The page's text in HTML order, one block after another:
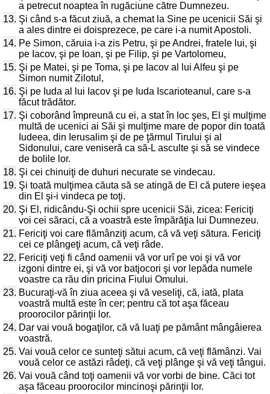
a petrecut noaptea în rugăciune către Dumnezeu.
13. Şi când s-a făcut ziuă, a chemat la Sine pe ucenicii Săi şi
a ales dintre ei doisprezece, pe care i-a numit Apostoli.
14. Pe Simon, căruia i-a zis Petru, şi pe Andrei, fratele lui, şi
pe Iacov, şi pe Ioan, şi pe Filip, şi pe Vartolomeu,
15. Şi pe Matei, şi pe Toma, şi pe Iacov al lui Alfeu şi pe
Simon numit Zilotul,
16. Şi pe Iuda al lui Iacov şi pe Iuda Iscarioteanul, care s-a
făcut trădător.
17. Şi coborând împreună cu ei, a stat în loc şes, El şi mulţime
multă de ucenici ai Săi şi mulţime mare de popor din toată
Iudeea, din Ierusalim şi de pe ţărmul Tirului şi al
Sidonului, care veniseră ca să-L asculte şi să se vindece
de bolile lor.
18. Şi cei chinuiţi de duhuri necurate se vindecau.
19. Şi toată mulţimea căuta să se atingă de El că putere ieşea
din El şi-i vindeca pe toţi.
20. Şi El, ridicându-Şi ochii spre ucenicii Săi, zicea: Fericiţi
voi cei săraci, că a voastră este împărăţia lui Dumnezeu.
21. Fericiţi voi care flămânziţi acum, că vă veţi sătura. Fericiţi
cei ce plângeţi acum, că veţi râde.
22. Fericiţi veţi fi când oamenii vă vor urî pe voi şi vă vor
izgoni dintre ei, şi vă vor batjocori şi vor lepăda numele
voastre ca rău din pricina Fiului Omului.
23. Bucuraţi-vă în ziua aceea şi vă veseliţi, că, iată, plata
voastră multă este în cer; pentru că tot aşa făceau
proorocilor părinţii lor.
24. Dar vai vouă bogaţilor, că vă luaţi pe pământ mângâierea
voastră.
25. Vai vouă celor ce sunteţi sătui acum, că veţi flămânzi. Vai
vouă celor ce astăzi râdeţi, că veţi plânge şi vă veţi tângui.
26. Vai vouă când toţi oamenii vă vor vorbi de bine. Căci tot
aşa făceau proorocilor mincinoşi părinţii lor.